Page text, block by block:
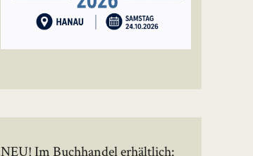
NEU! Im Buchhandel erhältlich: